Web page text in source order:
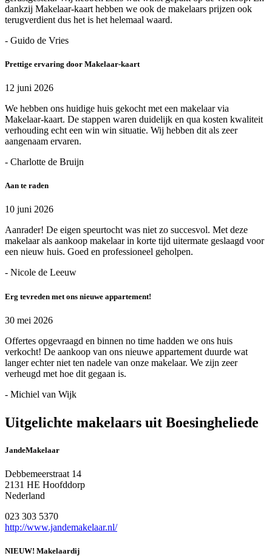
dankzij Makelaar-kaart hebben we ook de makelaars prijzen ook
terugverdient dus het is het helemaal waard.
- Guido de Vries
Prettige ervaring door Makelaar-kaart
12 juni 2026
We hebben ons huidige huis gekocht met een makelaar via
Makelaar-kaart. De stappen waren duidelijk en qua kosten kwaliteit
verhouding echt een win win situatie. Wij hebben dit als zeer
aangenaam ervaren.
- Charlotte de Bruijn
Aan te raden
10 juni 2026
Aanrader! De eigen speurtocht was niet zo succesvol. Met deze
makelaar als aankoop makelaar in korte tijd uitermate geslaagd voor
een nieuw huis. Goed en professioneel geholpen.
- Nicole de Leeuw
Erg tevreden met ons nieuwe appartement!
30 mei 2026
Offertes opgevraagd en binnen no time hadden we ons huis
verkocht! De aankoop van ons nieuwe appartement duurde wat
langer echter niet ten nadele van onze makelaar. We zijn zeer
verheugd met hoe dit gegaan is.
- Michiel van Wijk
Uitgelichte makelaars uit Boesingheliede
JandeMakelaar
Debbemeerstraat 14
2131 HE Hoofddorp
Nederland
023 303 5370
http://www.jandemakelaar.nl/
NIEUW! Makelaardij